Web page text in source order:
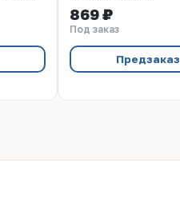
869 ₽
Под заказ
Предзаказ